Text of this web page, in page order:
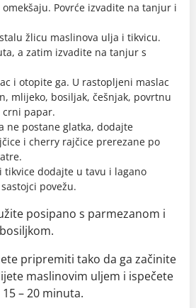
Povrće izvadite na tanjur i
žlicu maslinova ulja i tikvicu.
a zatim izvadite na tanjur s
i otopite ga. U rastopljeni maslac
mlijeko, bosiljak, češnjak, povrtnu
crni papar.
ne postane glatka, dodajte
i cherry rajčice prerezane po
tikvice dodajte u tavu i lagano
povežu.
posipano s parmezanom i
pripremiti tako da ga začinite
maslinovim uljem i ispečete
– 20 minuta.